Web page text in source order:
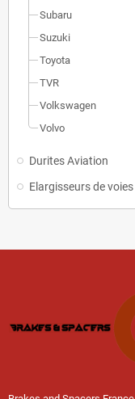
Subaru
Suzuki
Toyota
TVR
Volkswagen
Volvo
Durites Aviation
Elargisseurs de voies